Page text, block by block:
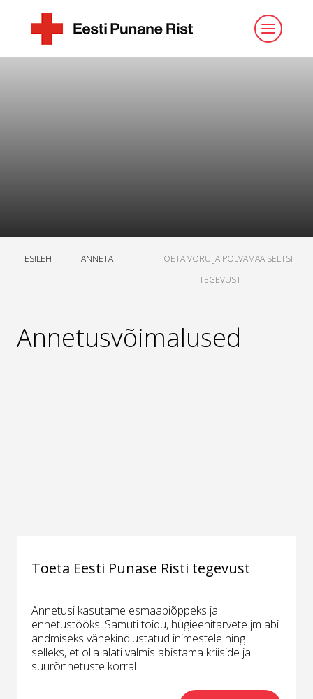
ESILEHT ANNETA
TOETA VORU JA POLVAMAA SELTSI
TEGEVUST
Annetusvõimalused
Toeta Eesti Punase Risti tegevust
Annetusi kasutame esmaabiõppeks ja
ennetustööks. Samuti toidu, hügieenitarvete jm abi
andmiseks vähekindlustatud inimestele ning
selleks, et olla alati valmis abistama kriiside ja
suurõnnetuste korral.